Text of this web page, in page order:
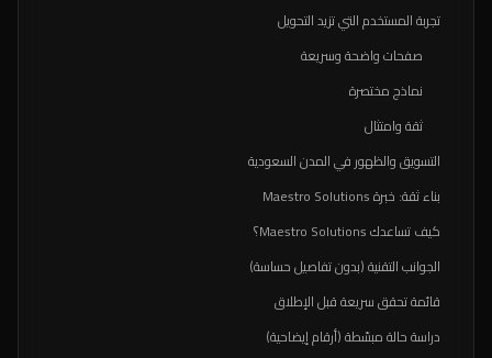
تجربة المستخدم التي تزيد التحويل
صفحات واضحة وسريعة
نماذج مختصرة
ثقة وامتثال
التسويق والظهور في المدن السعودية
بناء ثقة: خبرة Maestro Solutions
كيف تساعدك Maestro Solutions؟
الجوانب التقنية (بدون تفاصيل حساسة)
قائمة تحقق سريعة قبل الإطلاق
دراسة حالة مبسّطة (أرقام إيضاحية)